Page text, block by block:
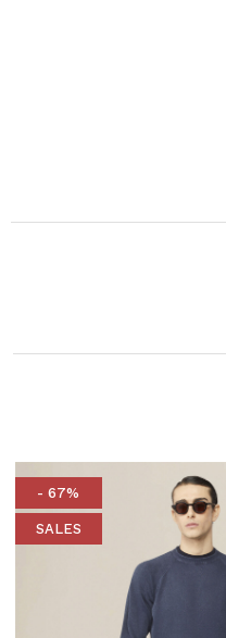
- 67%
SALES